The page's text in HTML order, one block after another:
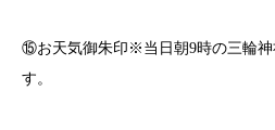
⑮お天気御朱印※当日朝9時の三輪神
す。